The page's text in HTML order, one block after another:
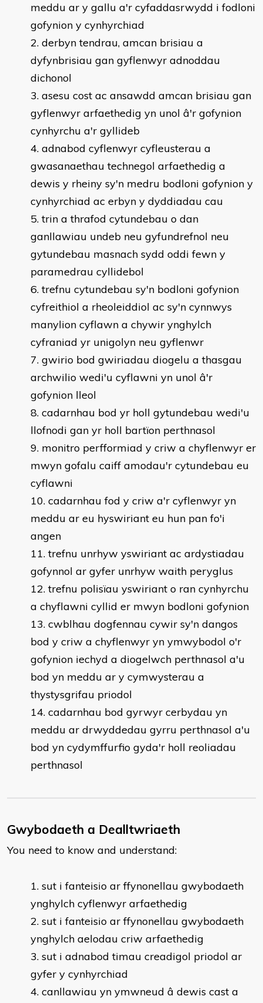
meddu ar y gallu a'r cyfaddasrwydd i fodloni
gofynion y cynhyrchiad
derbyn tendrau, amcan brisiau a
dyfynbrisiau gan gyflenwyr adnoddau
dichonol
asesu cost ac ansawdd amcan brisiau gan
gyflenwyr arfaethedig yn unol â'r gofynion
cynhyrchu a'r gyllideb
adnabod cyflenwyr cyfleusterau a
gwasanaethau technegol arfaethedig a
dewis y rheiny sy'n medru bodloni gofynion y
cynhyrchiad ac erbyn y dyddiadau cau
trin a thrafod cytundebau o dan
ganllawiau undeb neu gyfundrefnol neu
gytundebau masnach sydd oddi fewn y
paramedrau cyllidebol
trefnu cytundebau sy'n bodloni gofynion
cyfreithiol a rheoleiddiol ac sy'n cynnwys
manylion cyflawn a chywir ynghylch
cyfraniad yr unigolyn neu gyflenwr
gwirio bod gwiriadau diogelu a thasgau
archwilio wedi'u cyflawni yn unol â'r
gofynion lleol
cadarnhau bod yr holl gytundebau wedi'u
llofnodi gan yr holl bartïon perthnasol
monitro perfformiad y criw a chyflenwyr er
mwyn gofalu caiff amodau'r cytundebau eu
cyflawni
cadarnhau fod y criw a'r cyflenwyr yn
meddu ar eu hyswiriant eu hun pan fo'i
angen
trefnu unrhyw yswiriant ac ardystiadau
gofynnol ar gyfer unrhyw waith peryglus
trefnu polisïau yswiriant o ran cynhyrchu
a chyflawni cyllid er mwyn bodloni gofynion
cwblhau dogfennau cywir sy'n dangos
bod y criw a chyflenwyr yn ymwybodol o'r
gofynion iechyd a diogelwch perthnasol a'u
bod yn meddu ar y cymwysterau a
thystysgrifau priodol
cadarnhau bod gyrwyr cerbydau yn
meddu ar drwyddedau gyrru perthnasol a'u
bod yn cydymffurfio gyda'r holl reoliadau
perthnasol
Gwybodaeth a Dealltwriaeth
You need to know and understand:
sut i fanteisio ar ffynonellau gwybodaeth
ynghylch cyflenwyr arfaethedig
sut i fanteisio ar ffynonellau gwybodaeth
ynghylch aelodau criw arfaethedig
sut i adnabod timau creadigol priodol ar
gyfer y cynhyrchiad
canllawiau yn ymwneud â dewis cast a